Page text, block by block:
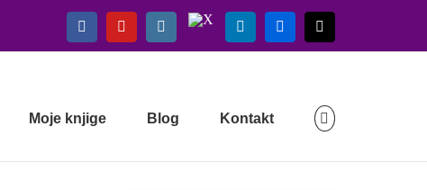
FacebookYouTubeInstagram
X LinkedInFlickr
Moje knjige Blog Kontakt